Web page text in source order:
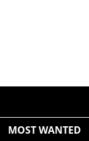
MOST WANTED